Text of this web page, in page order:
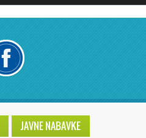
JAVNE NABAVKE